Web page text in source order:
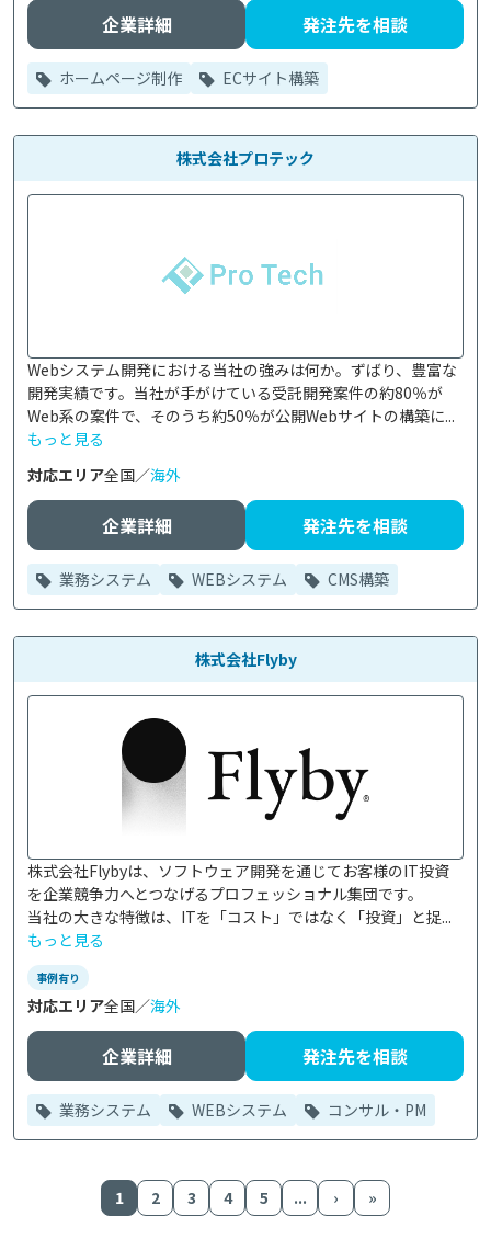
企業詳細 発注先を相談
ホームページ制作 ECサイト構築
株式会社プロテック
Webシステム開発における当社の強みは何か。ずばり、豊富な
開発実績です。当社が手がけている受託開発案件の約80％が
Web系の案件で、そのうち約50％が公開Webサイトの構築に...
もっと見る
対応エリア全国／海外
企業詳細 発注先を相談
業務システム WEBシステム CMS構築
株式会社Flyby
株式会社Flybyは、ソフトウェア開発を通じてお客様のIT投資
を企業競争力へとつなげるプロフェッショナル集団です。
当社の大きな特徴は、ITを「コスト」ではなく「投資」と捉...
もっと見る
事例有り
対応エリア全国／海外
企業詳細 発注先を相談
業務システム WEBシステム コンサル・PM
1 2 3 4 5 ... › »